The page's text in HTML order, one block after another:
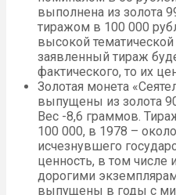
выполнена из золота
тиражом в 100 000
высокой
заявленный тираж
фактического, то их
Золотая монета
выпущены из золота
Вес -8,6 граммов.
100 000, в 1978 –
исчезнувшего
ценность, в том числе
дорогими
выпущены в годы с